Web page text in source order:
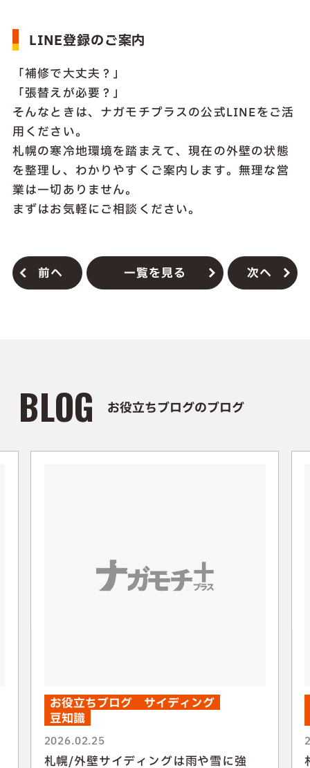
LINE登録のご案内
「補修で大丈夫？」
「張替えが必要？」
そんなときは、ナガモチプラスの公式LINEをご活
用ください。
札幌の寒冷地環境を踏まえて、現在の外壁の状態
を整理し、わかりやすくご案内します。無理な営
業は一切ありません。
まずはお気軽にご相談ください。
前へ 一覧を見る 次へ
BLOG お役立ちブログのブログ
お役立ちブログ
サイディング
豆知識
2026.02.25
札幌/外壁サイディングは雨や雪に強